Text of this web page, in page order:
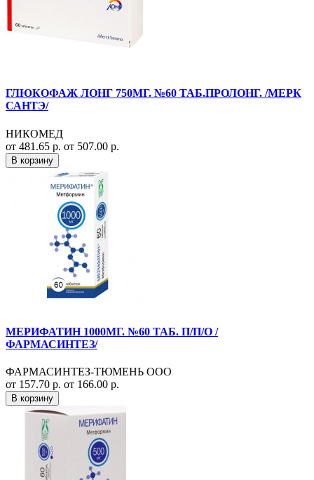
ГЛЮКОФАЖ ЛОНГ 750МГ. №60 ТАБ.ПРОЛОНГ. /МЕРК
САНТЭ/
НИКОМЕД
от 481.65 р. от 507.00 р.
В корзину
МЕРИФАТИН 1000МГ. №60 ТАБ. П/П/О /
ФАРМАСИНТЕЗ/
ФАРМАСИНТЕЗ-ТЮМЕНЬ ООО
от 157.70 р. от 166.00 р.
В корзину